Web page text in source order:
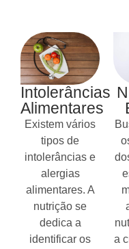
Intolerâncias
Alimentares
Existem vários
tipos de
intolerâncias e
alergias
alimentares. A
nutrição se
dedica a
identificar os
a